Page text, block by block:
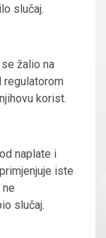
slučaj.
žalio na
regulatorom
korist.
naplate i
iste
slučaj.